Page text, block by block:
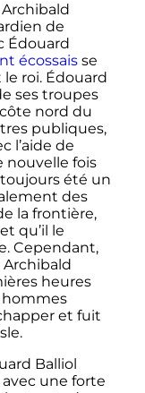
de
Édouard
écossaisse
roi. Édouard
ses troupes
nord du
publiques,
l’aide de
nouvelle fois
toujours été un
des
la frontière,
qu’il le
Cependant,
heures
hommes
et fuit
Balliol
une forte